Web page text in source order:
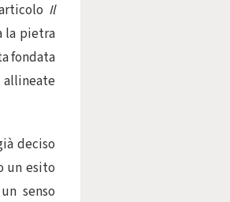
Il
la pietra
fondata
deciso
un esito
senso